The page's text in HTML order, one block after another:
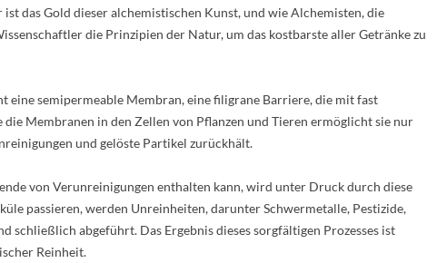
das Gold dieser alchemistischen Kunst, und wie Alchemisten, die
die Prinzipien der Natur, um das kostbarste aller Getränke zu
eine semipermeable Membran, eine filigrane Barriere, die mit fast
Membranen in den Zellen von Pflanzen und Tieren ermöglicht sie nur
und gelöste Partikel zurückhält.
von Verunreinigungen enthalten kann, wird unter Druck durch diese
passieren, werden Unreinheiten, darunter Schwermetalle, Pestizide,
schließlich abgeführt. Das Ergebnis dieses sorgfältigen Prozesses ist
Reinheit.